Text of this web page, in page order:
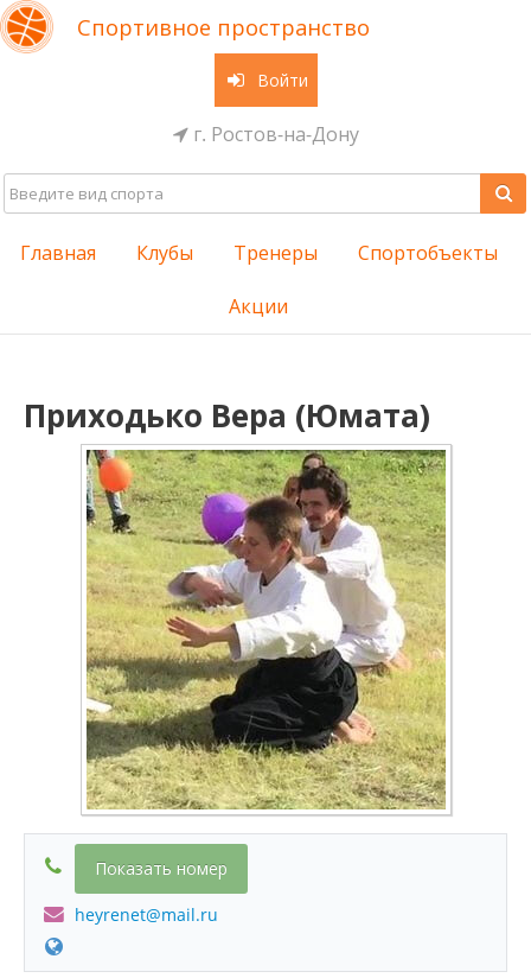
Спортивное пространство
Войти
г. Ростов-на-Дону
Главная Клубы Тренеры Спортобъекты
Акции
Приходько Вера (Юмата)
Показать номер
heyrenet@mail.ru